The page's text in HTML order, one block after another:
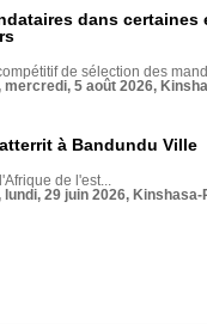
dans
de sélection des
mercredi, 5 août 2026,
à Bandundu Ville
de l'est...
lundi, 29 juin 2026,